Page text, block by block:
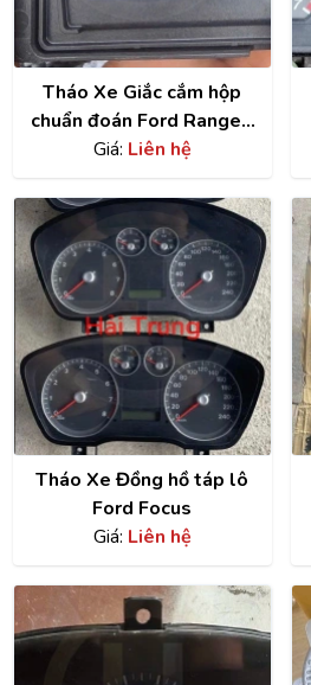
Tháo Xe Giắc cắm hộp
chuẩn đoán Ford Ranger,
Everest JB3T-14F642-AD
Giá: Liên hệ
Tháo Xe Đồng hồ táp lô
Ford Focus
Giá: Liên hệ